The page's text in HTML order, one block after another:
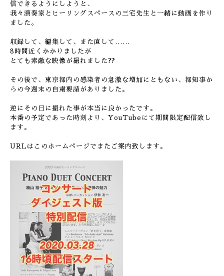
信できるようにしようと、
我々演奏家とヒーリングスペースの三宅先生と一緒に動画を作り
ました。
収録して、編集して、また直して……
8時間近くかかりましたが
とても素敵な映像が撮れました??
その後で、東京都内の感染者の急激な増加にともない、都知事か
らの今週末の自粛要請がありました。
逆にその日に撮れた事が本当に良かったです。
本番の予定であった時刻より、YouTubeにて期間限定配信致し
ます。
URLはこのホームページでまたご案内致します。